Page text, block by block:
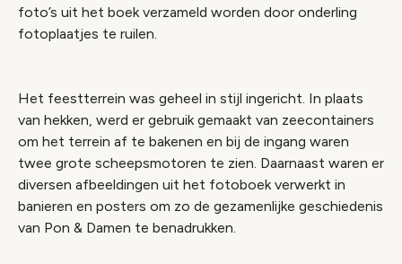
foto’s uit het boek verzameld worden door onderling
fotoplaatjes te ruilen.
Het feestterrein was geheel in stijl ingericht. In plaats
van hekken, werd er gebruik gemaakt van zeecontainers
om het terrein af te bakenen en bij de ingang waren
twee grote scheepsmotoren te zien. Daarnaast waren er
diversen afbeeldingen uit het fotoboek verwerkt in
banieren en posters om zo de gezamenlijke geschiedenis
van Pon & Damen te benadrukken.